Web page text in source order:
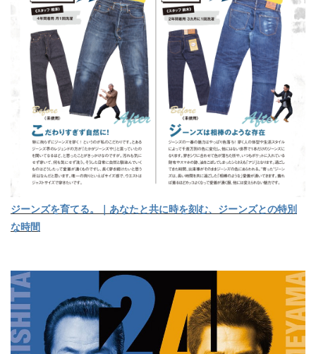
ジーンズを育てる。｜あなたと共に時を刻む、ジーンズとの特別
な時間